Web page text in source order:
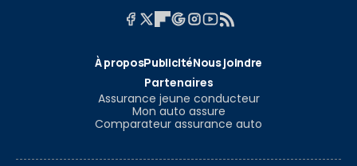
À proposPublicitéNous joindre
Partenaires
Assurance jeune conducteur
Mon auto assure
Comparateur assurance auto